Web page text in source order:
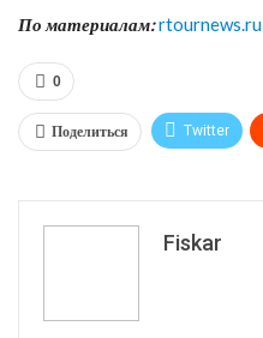
По материалам:rtournews.ru
0
Поделиться Twitter
Fiskar